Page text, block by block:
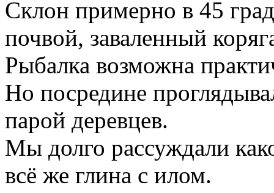
Склон примерно в 45
почвой, заваленный
Рыбалка возможна
Но посредине
парой деревцев.
Мы долго рассуждали
всё же глина с илом.